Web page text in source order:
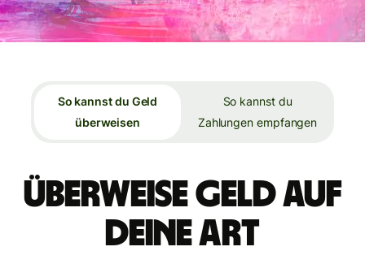
So kannst du Geld
überweisen
So kannst du
Zahlungen empfangen
Überweise Geld auf
deine Art